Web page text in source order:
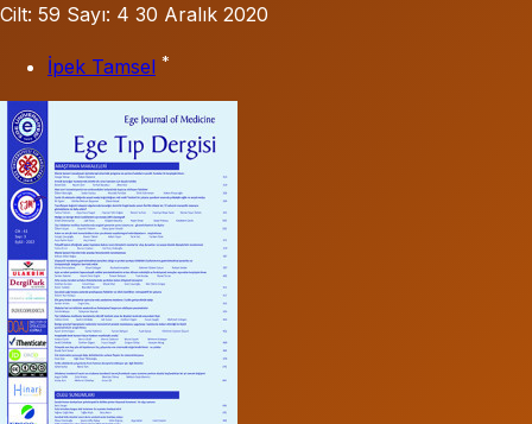
Cilt: 59 Sayı: 4 30 Aralık 2020
İpek Tamsel *